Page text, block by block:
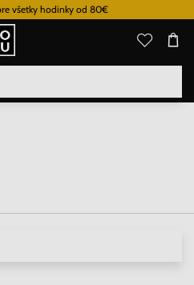
všetky hodinky od 80€